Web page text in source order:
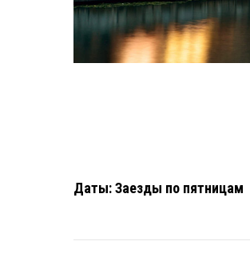
Даты: Заезды по пятницам